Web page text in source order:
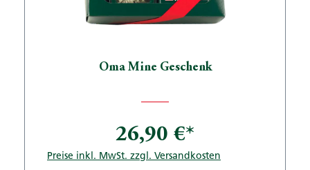
Oma Mine Geschenk
26,90 €*
Preise inkl. MwSt. zzgl. Versandkosten